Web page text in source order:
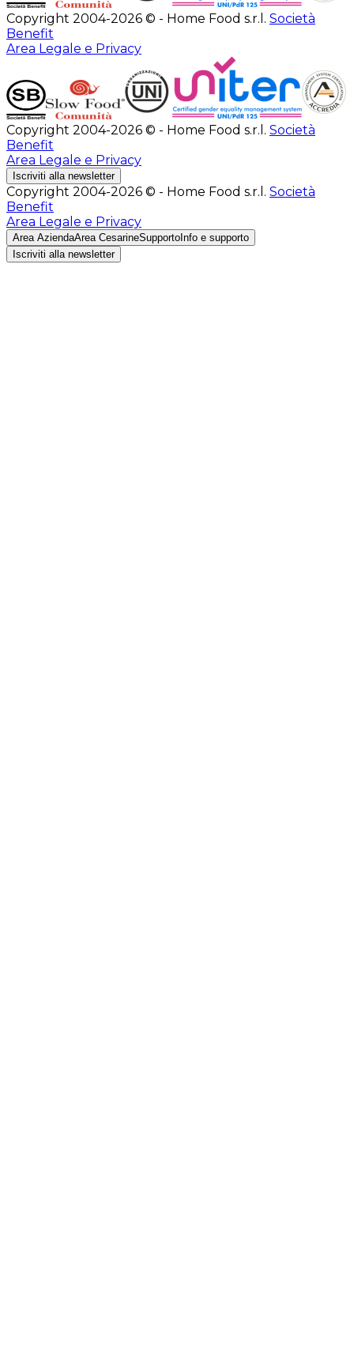
Copyright 2004-2026 © - Home Food s.r.l. Società
Benefit
Area Legale e Privacy
Copyright 2004-2026 © - Home Food s.r.l. Società
Benefit
Area Legale e Privacy
Iscriviti alla newsletter
Copyright 2004-2026 © - Home Food s.r.l. Società
Benefit
Area Legale e Privacy
Area AziendaArea CesarineSupporto Info e supporto
Iscriviti alla newsletter